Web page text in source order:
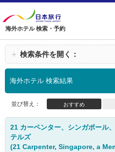
海外ホテル 検索・予約
＋ 検索条件を開く：
海外ホテル 検索結果
並び替え： おすすめ
21 カーペンター、シンガポール
テルズ
(21 Carpenter, Singapore, a